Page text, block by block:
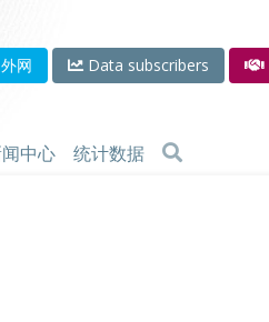
网 Data subscribers
中心 统计数据